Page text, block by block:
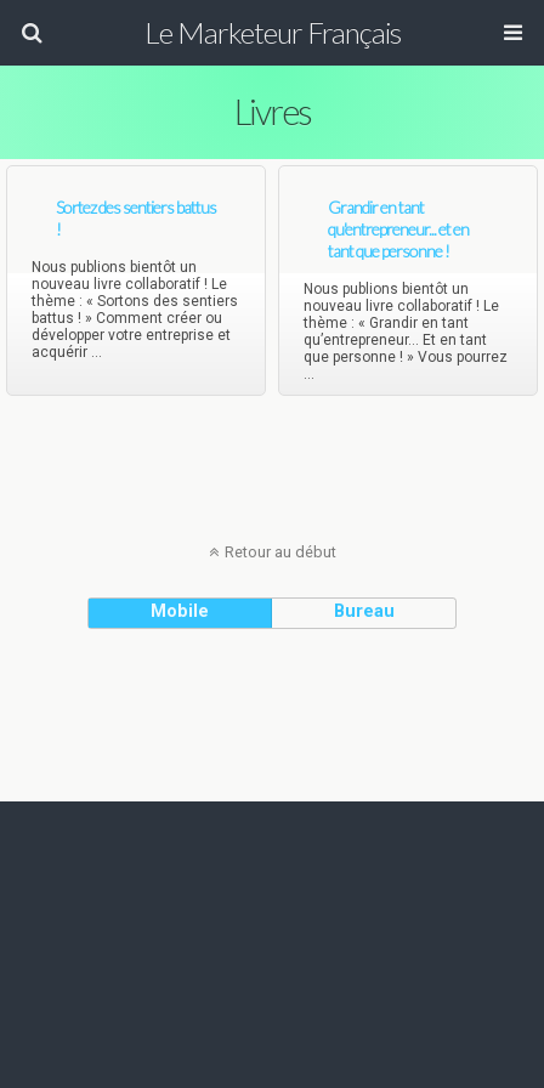
Le Marketeur Français
Livres
Sortez des sentiers battus
!
Nous publions bientôt un
nouveau livre collaboratif ! Le
thème : « Sortons des sentiers
battus ! » Comment créer ou
développer votre entreprise et
acquérir ...
Grandir en tant
qu'entrepreneur... et en
tant que personne !
Nous publions bientôt un
nouveau livre collaboratif ! Le
thème : « Grandir en tant
qu’entrepreneur… Et en tant
que personne ! » Vous pourrez
...
Retour au début
Mobile Bureau